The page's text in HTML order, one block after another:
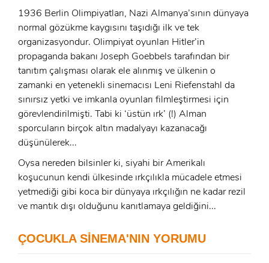
x
1936 Berlin Olimpiyatları, Nazi Almanya’sının dünyaya
normal gözükme kaygısını taşıdığı ilk ve tek
organizasyondur. Olimpiyat oyunları Hitler’in
propaganda bakanı Joseph Goebbels tarafından bir
tanıtım çalışması olarak ele alınmış ve ülkenin o
zamanki en yetenekli sinemacısı Leni Riefenstahl da
sınırsız yetki ve imkanla oyunları filmleştirmesi için
görevlendirilmişti. Tabi ki ‘üstün ırk’ (!) Alman
sporcuların birçok altın madalyayı kazanacağı
düşünülerek...
Oysa nereden bilsinler ki, siyahi bir Amerikalı
koşucunun kendi ülkesinde ırkçılıkla mücadele etmesi
yetmediği gibi koca bir dünyaya ırkçılığın ne kadar rezil
ve mantık dışı olduğunu kanıtlamaya geldiğini...
ÇOCUKLA SİNEMA'NIN YORUMU